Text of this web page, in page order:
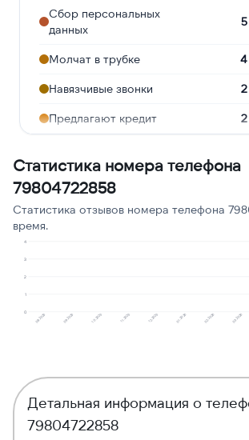
Сбор персональных
данных
5
Молчат в трубке 4
Навязчивые звонки 2
Предлагают кредит 2
мошенничество
Статистика номера телефона
79804722858
Статистика отзывов номера телефона
время.
0
1
2
3
4
08.2025 09.2025 10.2025 11.2025 12.2025 01.2026 02.2026 03.2026
Детальная информация о
79804722858